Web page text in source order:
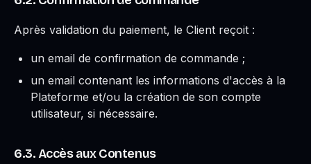
Après validation du paiement, le Client reçoit :
un email de confirmation de commande ;
un email contenant les informations d'accès à la
Plateforme et/ou la création de son compte
utilisateur, si nécessaire.
6.3. Accès aux Contenus